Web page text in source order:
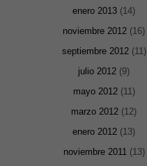
enero 2013 (14)
noviembre 2012 (16)
septiembre 2012(11)
julio 2012 (9)
mayo 2012(11)
marzo 2012 (12)
enero 2012 (13)
noviembre 2011(13)